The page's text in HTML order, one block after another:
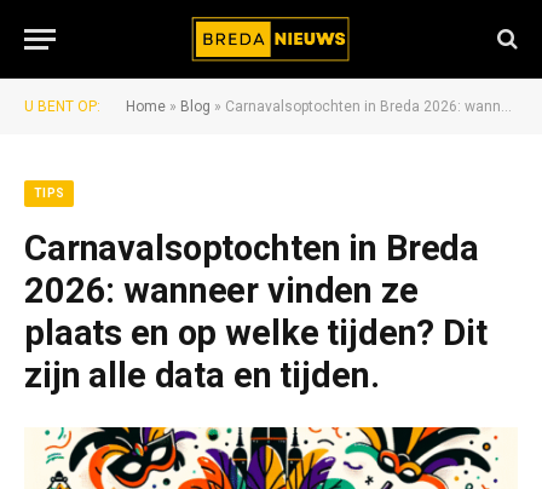
U BENT OP: Home » Blog » Carnavalsoptochten in Breda 2026: wanneer vinden ze plaats en op welke tijden? Dit zijn alle data en tijden.
TIPS
Carnavalsoptochten in Breda
2026: wanneer vinden ze
plaats en op welke tijden? Dit
zijn alle data en tijden.